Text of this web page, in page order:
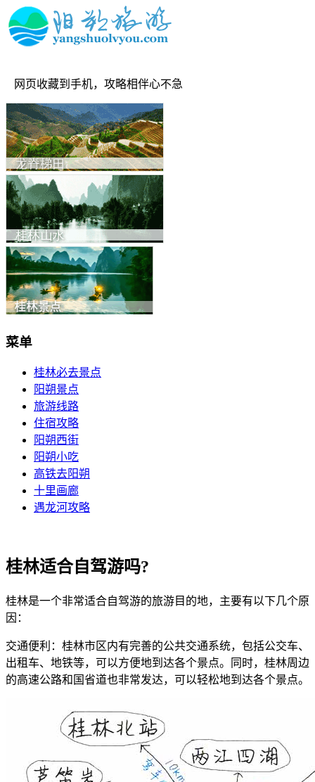
网页收藏到手机，攻略相伴心不急
菜单
桂林必去景点
阳朔景点
旅游线路
住宿攻略
阳朔西街
阳朔小吃
高铁去阳朔
十里画廊
遇龙河攻略
桂林适合自驾游吗?
桂林是一个非常适合自驾游的旅游目的地，主要有以下几个原
因：
交通便利：桂林市区内有完善的公共交通系统，包括公交车、
出租车、地铁等，可以方便地到达各个景点。同时，桂林周边
的高速公路和国省道也非常发达，可以轻松地到达各个景点。